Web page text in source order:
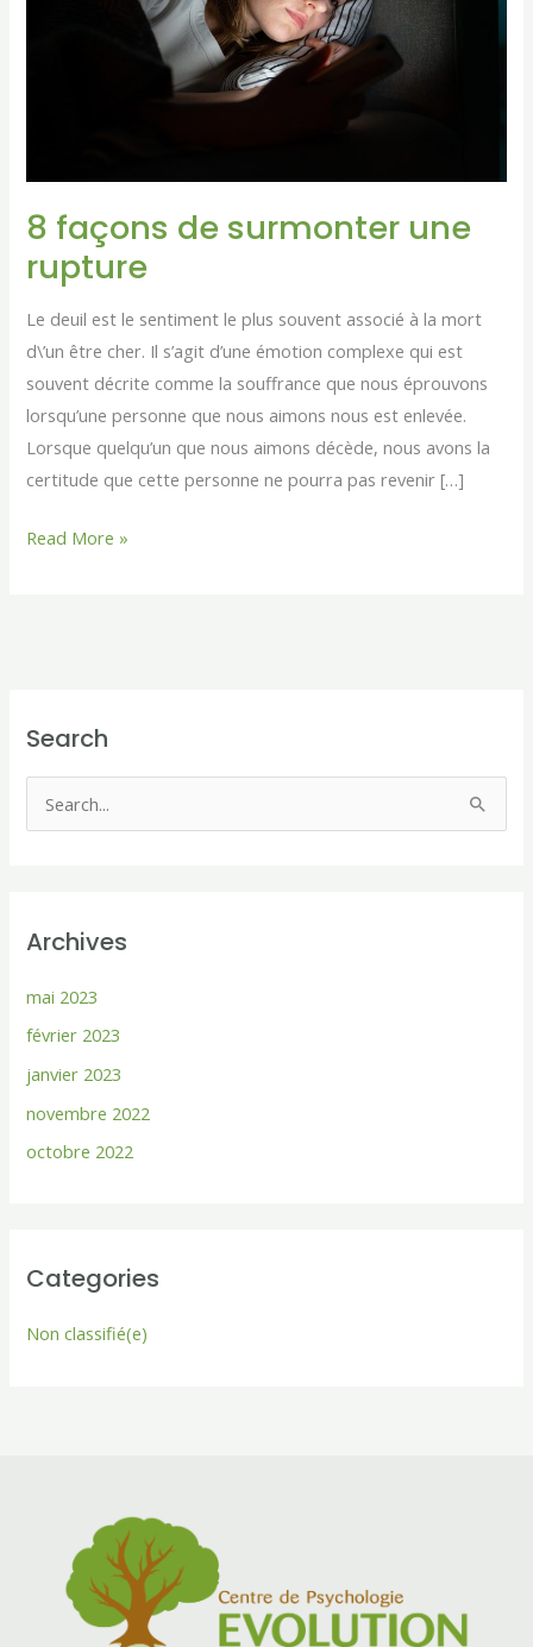
8 façons de surmonter une
rupture
Le deuil est le sentiment le plus souvent associé à la mort
d\’un être cher. Il s’agit d’une émotion complexe qui est
souvent décrite comme la souffrance que nous éprouvons
lorsqu’une personne que nous aimons nous est enlevée.
Lorsque quelqu’un que nous aimons décède, nous avons la
certitude que cette personne ne pourra pas revenir […]
Read More »
Search
e
h
e
r
Archives
mai 2023
février 2023
janvier 2023
novembre 2022
octobre 2022
Categories
Non classifié(e)